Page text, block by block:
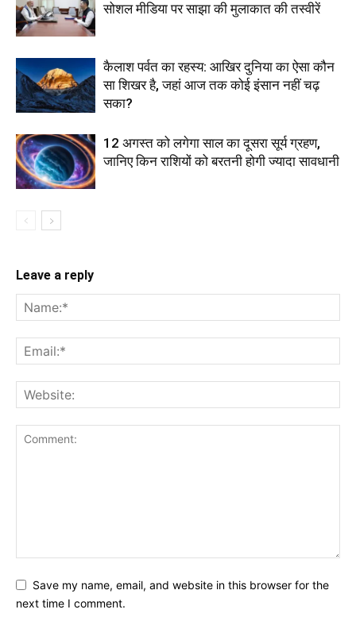
सोशल मीडिया पर साझा की मुलाकात की तस्वीरें
कैलाश पर्वत का रहस्य: आखिर दुनिया का ऐसा कौन
सा शिखर है, जहां आज तक कोई इंसान नहीं चढ़
सका?
12 अगस्त को लगेगा साल का दूसरा सूर्य ग्रहण,
जानिए किन राशियों को बरतनी होगी ज्यादा सावधानी
Leave a reply
Save my name, email, and website in this browser for the
next time I comment.